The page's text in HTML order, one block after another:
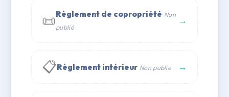
📜Règlement de copropriété Non
publié
→
📋Règlement intérieur Non publié →